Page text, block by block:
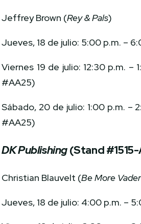
Jeffrey Brown (Rey & Pals)
Jueves, 18 de julio: 5:00 p.m. –
Viernes 19 de julio: 12:30 p.m. –
#AA25)
Sábado, 20 de julio: 1:00 p.m. –
#AA25)
DK Publishing(Stand
Christian Blauvelt (Be More
Jueves, 18 de julio: 4:00 p.m. –